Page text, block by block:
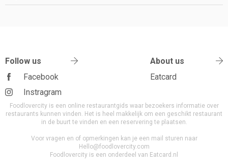
Follow us
Facebook
Instragram
About us
Eatcard
Foodlovercity is een online restaurantgids waar bezoekers informatie over
restaurants kunnen vinden. Het is heel makkelijk om een geschikt restaurant
in de buurt te vinden en een reservering te plaatsen.
Voor vragen en of opmerkingen kan je een mail sturen naar
Hello@foodlovercity.com
Foodlovercity is een onderdeel van Eatcard.nl